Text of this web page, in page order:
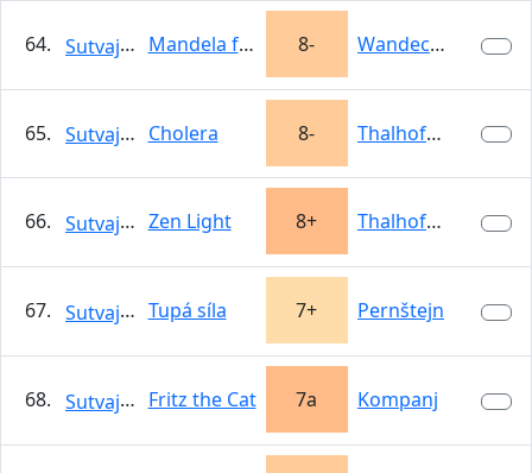
64. Sutvajka Mandela free 8- Wandeck…
65. Sutvajka Cholera 8- Thalhofer Grat
66. Sutvajka Zen Light 8+ Thalhofer Grat
67. Sutvajka Tupá síla 7+ Pernštejn
68. Sutvajka Fritz the Cat 7a Kompanj